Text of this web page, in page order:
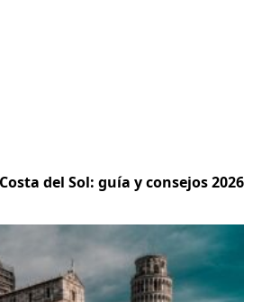
del Sol: guía y consejos 2026